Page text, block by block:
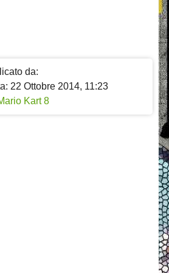
da:
22 Ottobre 2014, 11:23
Kart 8